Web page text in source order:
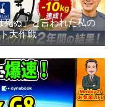
死ぬ」と言われた私の
大作戦